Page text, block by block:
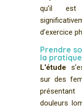
qu’il
d’exercice
Prendre
la
L’étude
sur des
douleurs